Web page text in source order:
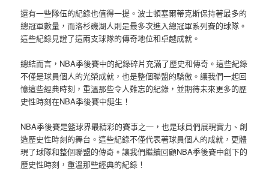
還有一些隊伍的紀錄也值得一提。波士頓塞爾蒂克斯保持著最多的
總冠軍數量，而洛杉磯湖人則是最多次進入總冠軍系列賽的球隊。
這些紀錄見證了這兩支球隊的傳奇地位和卓越成就。
總結而言，NBA季後賽中的紀錄碎片充滿了歷史和傳奇。這些紀錄
不僅是球員個人的光榮成就，也是整個聯盟的驕傲。讓我們一起回
憶這些經典時刻，重溫那些令人難忘的紀錄，並期待未來更多的歷
史性時刻在NBA季後賽中誕生！
NBA季後賽是籃球界最精彩的賽事之一，也是球員們展現實力、創
造歷史性時刻的舞台。這些紀錄不僅代表著球員個人的成就，更體
現了球隊和整個聯盟的傳奇。讓我們繼續回顧NBA季後賽中創下的
歷史性時刻，重溫那些經典的紀錄！